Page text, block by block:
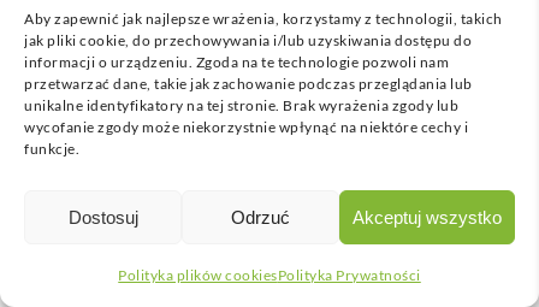
Aby zapewnić jak najlepsze wrażenia, korzystamy z technologii, takich
jak pliki cookie, do przechowywania i/lub uzyskiwania dostępu do
informacji o urządzeniu. Zgoda na te technologie pozwoli nam
przetwarzać dane, takie jak zachowanie podczas przeglądania lub
unikalne identyfikatory na tej stronie. Brak wyrażenia zgody lub
wycofanie zgody może niekorzystnie wpłynąć na niektóre cechy i
funkcje.
Akceptuj wszystko
Odrzuć
Dostosuj
Polityka plików cookiesPolityka Prywatności
Funkcjonalność – latarki są praktycznym
narzędziem, które przydaje się w wielu
sytuacjach.
Uniwersalność – idealne dla szerokiego spektrum
Trwałość – solidnie wykonane, będą służyć przez
długi czas, przypominając o marce.
Widoczność – latarki z logo mogą zwiększać